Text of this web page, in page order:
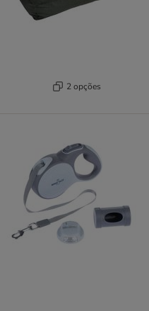
2 opções